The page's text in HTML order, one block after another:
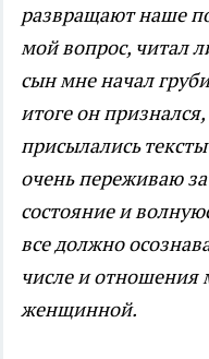
развращают наше
мой вопрос, читал
сын мне начал
итоге он
присылались
очень переживаю
состояние и
все должно
числе и
женщинной.